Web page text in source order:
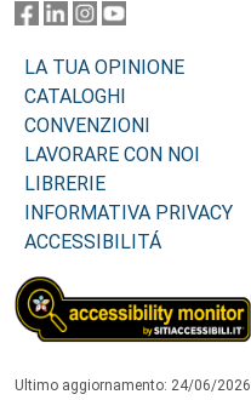
LA TUA OPINIONE
CATALOGHI
CONVENZIONI
LAVORARE CON NOI
LIBRERIE
INFORMATIVA PRIVACY
ACCESSIBILITÁ
Ultimo aggiornamento: 24/06/2026